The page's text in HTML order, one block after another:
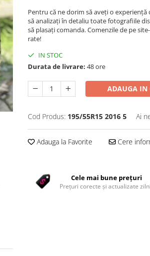
Pentru că ne dorim să aveți o
să analizați în detaliu toate fotografiile
să plasați comanda. Comenzile de pe
rate!
IN STOC
Durata de livrare: 48 ore
ADAUGA IN
Cod Produs: 195/55R15 2016 5 Ai
Adauga la Favorite Cere
Cele mai bune prețuri
Prețuri corecte și actualizate